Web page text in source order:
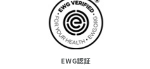
EWG認証